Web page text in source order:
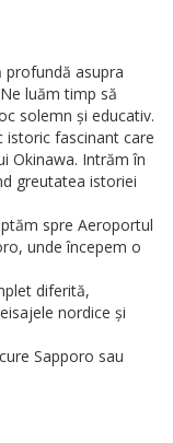
profundă asupra
luăm timp să
solemn și educativ.
istoric fascinant care
Okinawa. Intrăm în
greutatea istoriei
spre Aeroportul
unde începem o
diferită,
nordice și
Sapporo sau